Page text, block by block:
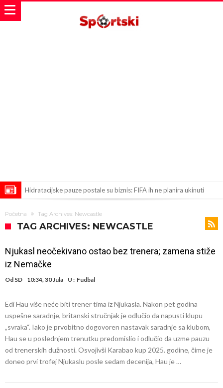
Hidratacijske pauze postale su biznis: FIFA ih ne planira ukinuti
Atletika?!
Ovo se Novaku nikad nije dešavalo: Sinner i Alcaraz odustaju, a
Mourinho uvodi strogu disciplinu u Real Madrid. Ovo su tri nova
zatvora
Jake Paul kreće u rušenje UFC-a
Mudrik se vratio na teren nakon više od 600 dana. Odmah ide na
posudbu?
Real Madrid odlučio: Endrick ide u Premier ligu!
Početna Tag Archives: Newcastle
TAG ARCHIVES: NEWCASTLE
Njukasl neočekivano ostao bez trenera; zamena stiže
iz Nemačke
Od SD 10:34, 30 Jula U : Fudbal
Edi Hau više neće biti trener tima iz Njukasla. Nakon pet godina
uspešne saradnje, britanski stručnjak je odlučio da napusti klupu
„svraka“. Iako je prvobitno dogovoren nastavak saradnje sa klubom,
Hau se u poslednjem trenutku predomislio i odlučio da uzme pauzu
od trenerskih dužnosti. Osvojivši Karabao kup 2025. godine, čime je
doneo prvi trofej Njukaslu posle sedam decenija, Hau je …